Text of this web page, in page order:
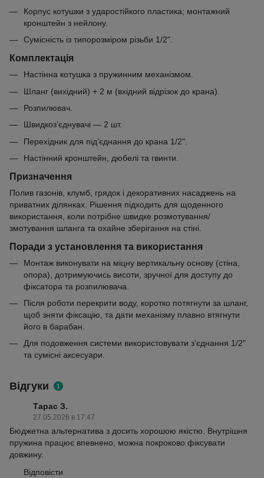
Корпус котушки з ударостійкого пластика; монтажний
кронштейн з нейлону.
Сумісність із типорозміром різьби 1/2".
Комплектація
Настінна котушка з пружинним механізмом.
Шланг (вихідний) + 2 м (вхідний відрізок до крана).
Розпилювач.
Швидкоз’єднувачі — 2 шт.
Перехідник для під’єднання до крана 1/2".
Настінний кронштейн, дюбелі та гвинти.
Призначення
Полив газонів, клумб, грядок і декоративних насаджень на
приватних ділянках. Рішення підходить для щоденного
використання, коли потрібне швидке розмотування/
змотування шланга та охайне зберігання на стіні.
Поради з установлення та використання
Монтаж виконувати на міцну вертикальну основу (стіна,
опора), дотримуючись висоти, зручної для доступу до
фіксатора та розпилювача.
Після роботи перекрити воду, коротко потягнути за шланг,
щоб зняти фіксацію, та дати механізму плавно втягнути
його в барабан.
Для подовження системи використовувати з’єднання 1/2"
та сумісні аксесуари.
Відгуки 1
Тарас З.
27.05.2026 в 17:47
Бюджетна альтернатива з досить хорошою якістю. Внутрішня
пружина працює впевнено, можна покроково фіксувати
довжину.
Відповісти